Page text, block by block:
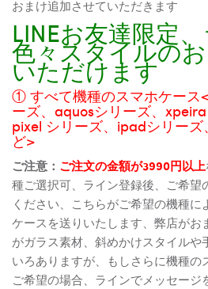
おまけ追加させていただきます
LINEお友達限定
色々スタイルの
いただけます
① すべて機種のスマホケース
ーズ、aquosシリーズ、
pixel シリーズ、ipadシリー
ど>
ご注意： ご注文の金額が3990円以上
種ご選択可、ライン登録後、ご希望
ください、こちらがご希望の機種
ケースを送りいたします、弊店がお
がガラス素材、斜めかけスタイルや
いろありますが、もしさらに機種の
ご希望の場合、ラインでメッセージ